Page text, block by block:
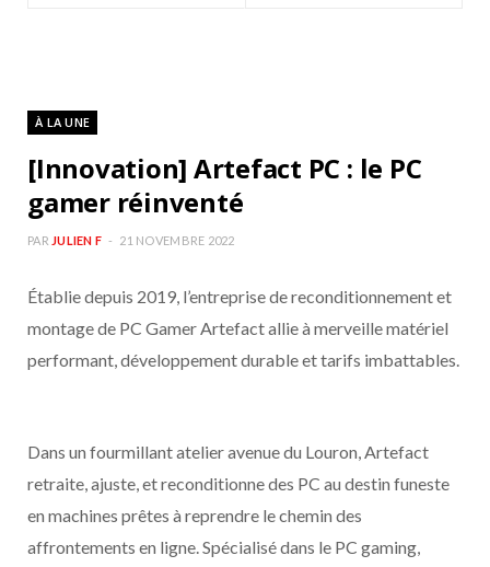
À LA UNE
[Innovation] Artefact PC : le PC
gamer réinventé
PAR JULIEN F 21 NOVEMBRE 2022
Établie depuis 2019, l’entreprise de reconditionnement et
montage de PC Gamer Artefact allie à merveille matériel
performant, développement durable et tarifs imbattables.
Dans un fourmillant atelier avenue du Louron, Artefact
retraite, ajuste, et reconditionne des PC au destin funeste
en machines prêtes à reprendre le chemin des
affrontements en ligne. Spécialisé dans le PC gaming,